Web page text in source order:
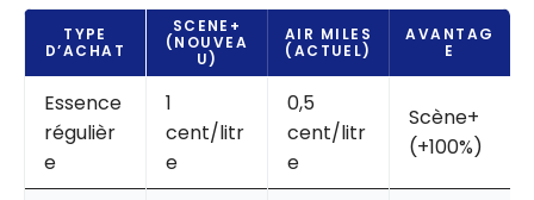
TYPE
D’ACHAT
SCENE+
(NOUVEA
U)
AIR MILES
(ACTUEL)
AVANTAG
E
Essence
régulièr
e
1
cent/litr
e
0,5
cent/litr
e
Scène+
(+100%)